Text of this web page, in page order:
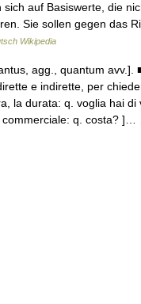
sich auf Basiswerte, die
Sie sollen gegen das
Wikipedia
agg., quantum avv.].
e indirette, per
la durata: q. voglia hai di
commerciale: q. costa?